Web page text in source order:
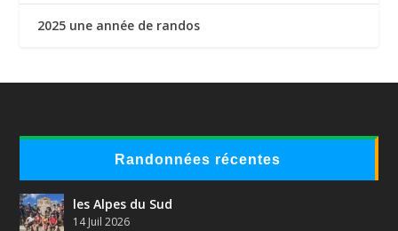
2025 une année de randos
Randonnées récentes
les Alpes du Sud
14 Juil 2026